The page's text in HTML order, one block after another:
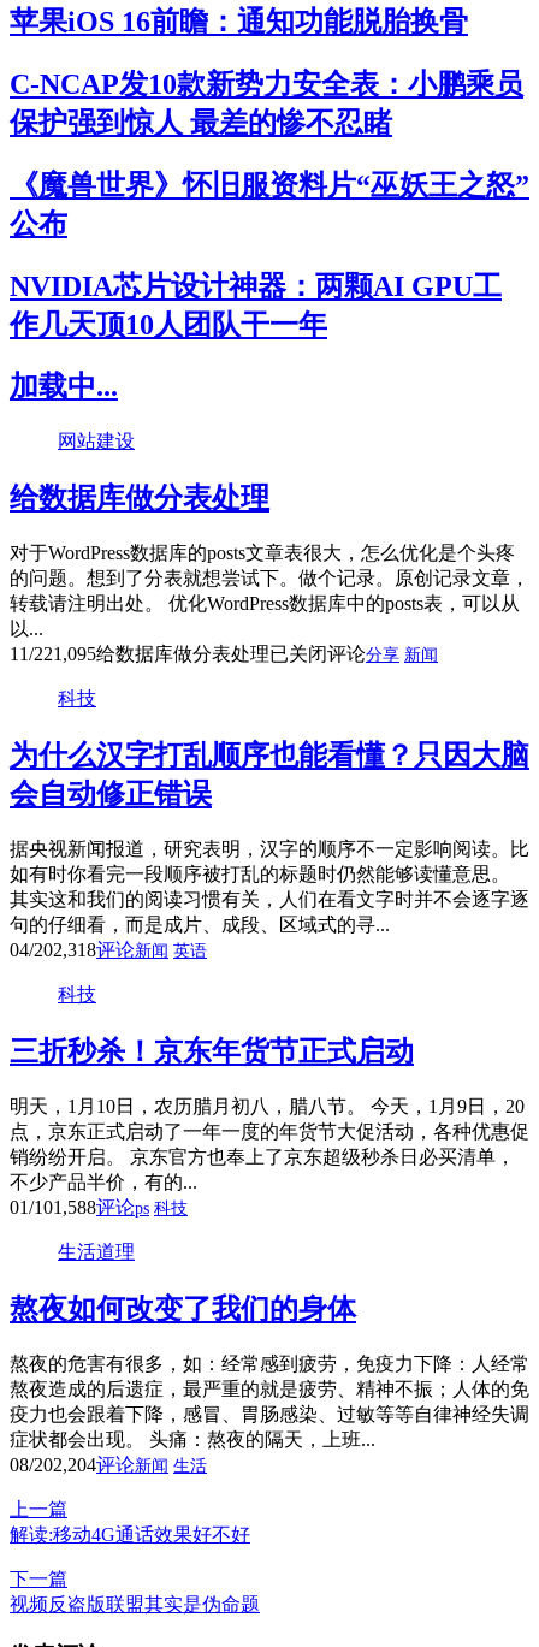
苹果iOS 16前瞻：通知功能脱胎换骨
C-NCAP发10款新势力安全表：小鹏乘员
保护强到惊人 最差的惨不忍睹
《魔兽世界》怀旧服资料片“巫妖王之怒”
公布
NVIDIA芯片设计神器：两颗AI GPU工
作几天顶10人团队干一年
加载中...
网站建设
给数据库做分表处理
对于WordPress数据库的posts文章表很大，怎么优化是个头疼
的问题。想到了分表就想尝试下。做个记录。原创记录文章，
转载请注明出处。 优化WordPress数据库中的posts表，可以从
以...
11/221,095给数据库做分表处理已关闭评论分享 新闻
科技
为什么汉字打乱顺序也能看懂？只因大脑
会自动修正错误
据央视新闻报道，研究表明，汉字的顺序不一定影响阅读。比
如有时你看完一段顺序被打乱的标题时仍然能够读懂意思。
其实这和我们的阅读习惯有关，人们在看文字时并不会逐字逐
句的仔细看，而是成片、成段、区域式的寻...
04/202,318评论新闻 英语
科技
三折秒杀！京东年货节正式启动
明天，1月10日，农历腊月初八，腊八节。 今天，1月9日，20
点，京东正式启动了一年一度的年货节大促活动，各种优惠促
销纷纷开启。 京东官方也奉上了京东超级秒杀日必买清单，
不少产品半价，有的...
01/101,588评论ps 科技
生活道理
熬夜如何改变了我们的身体
熬夜的危害有很多，如：经常感到疲劳，免疫力下降：人经常
熬夜造成的后遗症，最严重的就是疲劳、精神不振；人体的免
疫力也会跟着下降，感冒、胃肠感染、过敏等等自律神经失调
症状都会出现。 头痛：熬夜的隔天，上班...
08/202,204评论新闻 生活
上一篇
解读:移动4G通话效果好不好
下一篇
视频反盗版联盟其实是伪命题